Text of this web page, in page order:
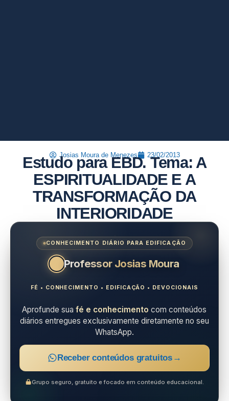
Josias Moura de Menezes 23/02/2013
Estudo para EBD. Tema: A
ESPIRITUALIDADE E A
TRANSFORMAÇÃO DA
INTERIORIDADE
CONHECIMENTO DIÁRIO PARA EDIFICAÇÃO
Professor Josias Moura
FÉ • CONHECIMENTO • EDIFICAÇÃO • DEVOCIONAIS
Aprofunde suafé e conhecimento com conteúdos
diários entregues exclusivamente diretamente no seu
WhatsApp.
Receber conteúdos gratuitos →
Grupo seguro, gratuito e focado em conteúdo educacional.